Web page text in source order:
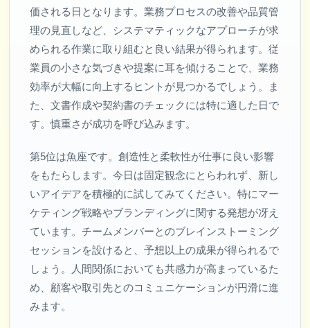
価される日となります。業務プロセスの改善や品質管
理の見直しなど、システマティックなアプローチが求
められる作業に取り組むと良い結果が得られます。従
業員の小さな気づきや提案に耳を傾けることで、業務
効率が大幅に向上するヒントが見つかるでしょう。ま
た、文書作成や契約書のチェックには特に適した日で
す。慎重さが成功を呼び込みます。
第5位は魚座です。創造性と柔軟性が仕事に良い影響
をもたらします。今日は固定観念にとらわれず、新し
いアイデアを積極的に試してみてください。特にマー
ケティング戦略やブランディングに関する発想が冴え
ています。チームメンバーとのブレインストーミング
セッションを設けると、予想以上の成果が得られるで
しょう。人間関係においても共感力が高まっているた
め、顧客や取引先とのコミュニケーションが円滑に進
みます。